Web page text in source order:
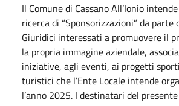
Il Comune di Cassano All’Ionio
ricerca di “Sponsorizzazioni” da parte
Giuridici interessati a promuovere il
la propria immagine aziendale,
iniziative, agli eventi, ai progetti
turistici che l’Ente Locale intende
l’anno 2025. I destinatari del